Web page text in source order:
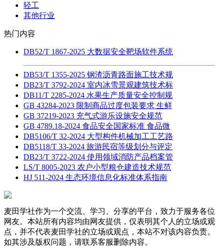
轻工
其他行业
热门内容
DB52/T 1867-2025 大数据安全靶场软件系统
DB53/T 1355-2025 钢渣沥青路面施工技术规
DB23/T 3792-2024 室内冰雪景观建筑技术标
DB11/T 2285-2024 水果生产质量安全控制规
GB 43284-2023 限制商品过度包装要求 生鲜
GB 37219-2023 充气式游乐设施安全规范
GB 4789.18-2024 食品安全国家标准 食品微
DB5106/T 32-2024 大型构件机械加工工艺路
DB5118/T 33-2024 旅游民宿等级划分与评定
DB23/T 3722-2024 使用领域消防产品档案管
LS/T 8005-2023 农户小型粮仓建造技术规范
HJ 511-2024 生态环境信息化标准体系指南
麦田学社作为一个交流、学习、分享的平台，致力于服务各位
网友。本站所有内容均由网友提供，仅表明其个人的立场或观
点，并不代表麦田学社的立场或观点，本站不对该内容负责。
如其涉及版权问题，请联系客服删除内容。